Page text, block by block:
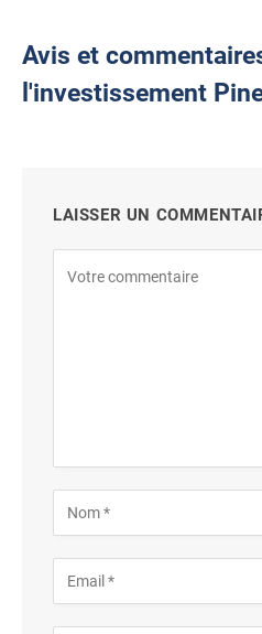
Avis et
l'investissement
LAISSER UN